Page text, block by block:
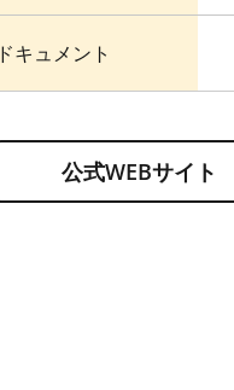
ドキュメント
公式WEBサイト